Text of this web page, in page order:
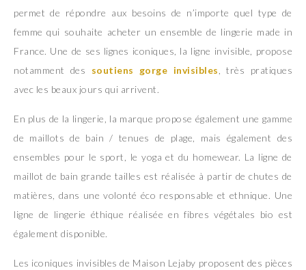
permet de répondre aux besoins de n’importe quel type de
femme qui souhaite acheter un ensemble de lingerie made in
France. Une de ses lignes iconiques, la ligne invisible, propose
notamment des soutiens gorge invisibles , très pratiques
avec les beaux jours qui arrivent.
En plus de la lingerie, la marque propose également une gamme
de maillots de bain / tenues de plage, mais également des
ensembles pour le sport, le yoga et du homewear. La ligne de
maillot de bain grande tailles est réalisée à partir de chutes de
matières, dans une volonté éco responsable et ethnique. Une
ligne de lingerie éthique réalisée en fibres végétales bio est
également disponible.
Les iconiques invisibles de Maison Lejaby proposent des pièces